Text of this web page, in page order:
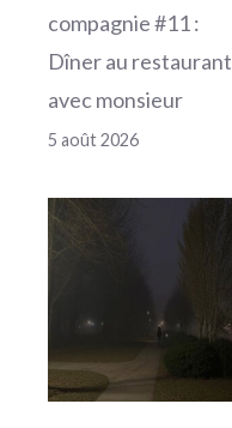
compagnie #11 :
Dîner au restaurant
avec monsieur
5 août 2026